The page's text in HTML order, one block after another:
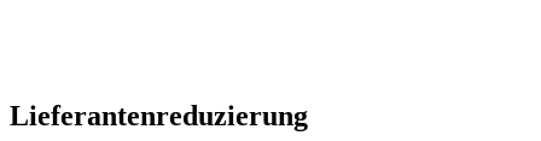
Lieferantenreduzierung